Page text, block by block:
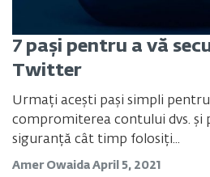
7 pași pentru a vă
Twitter
Urmați acești pași simpli
compromiterea contului dvs. și
siguranță cât timp folosiți...
Amer Owaida April 5, 2021